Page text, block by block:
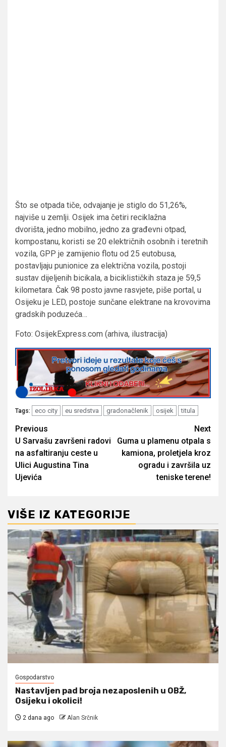
Što se otpada tiče, odvajanje je stiglo do 51,26%,
najviše u zemlji. Osijek ima četiri reciklažna
dvorišta, jedno mobilno, jedno za građevni otpad,
kompostanu, koristi se 20 električnih osobnih i teretnih
vozila, GPP je zamijenio flotu od 25 eutobusa,
postavljaju punionice za električna vozila, postoji
sustav dijeljenih bicikala, a biciklističkih staza je 59,5
kilometara. Čak 98 posto javne rasvjete, piše portal, u
Osijeku je LED, postoje sunčane elektrane na krovovima
gradskih poduzeća…
Foto: OsijekExpress.com (arhiva, ilustracija)
Tags: eco city eu sredstva gradonačlenik osijek titula
Post
navigation
Previous
U Sarvašu završeni radovi
na asfaltiranju ceste u
Ulici Augustina Tina
Ujevića
Next
Guma u plamenu otpala s
kamiona, proletjela kroz
ogradu i završila uz
teniske terene!
VIŠE IZ KATEGORIJE
Gospodarstvo
Nastavljen pad broja nezaposlenih u OBŽ,
Osijeku i okolici!
2 dana ago Alan Srčnik